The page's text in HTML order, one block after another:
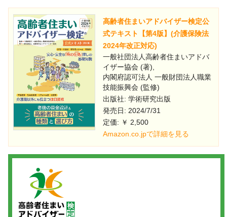
高齢者住まいアドバイザー検定公
式テキスト【第4版】(介護保険法
2024年改正対応)
一般社団法人高齢者住まいアドバ
イザー協会 (著),
内閣府認可法人 一般財団法人職業
技能振興会 (監修)
出版社: 学術研究出版
発売日: 2024/7/31
定価: ￥ 2,500
Amazon.co.jpで詳細を見る